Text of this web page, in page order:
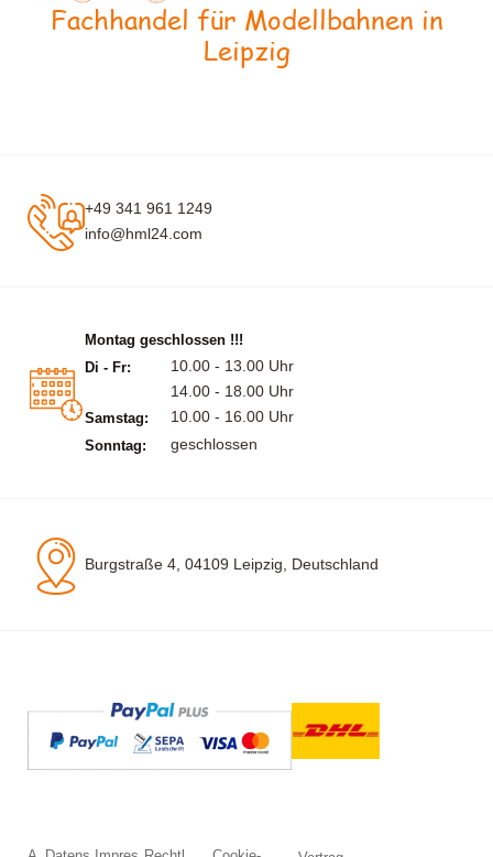
Fachhandel für Modellbahnen in
Leipzig
+49 341 961 1249
info@hml24.com
Montag geschlossen !!!
Di - Fr:
10.00 - 13.00 Uhr
14.00 - 18.00 Uhr
Samstag: 10.00 - 16.00 Uhr
Sonntag: geschlossen
Burgstraße 4, 04109 Leipzig, Deutschland